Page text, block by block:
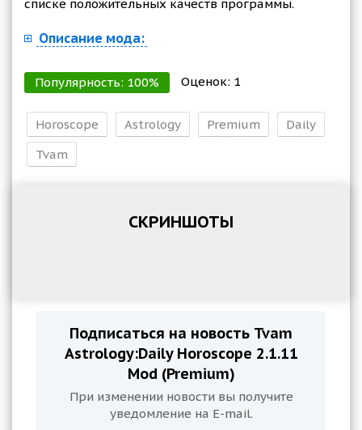
списке положительных качеств программы.
Описание мода:
Популярность: 100% Оценок: 1
Horoscope Astrology Premium
Daily
Tvam
СКРИНШОТЫ
Подписаться на новость Tvam
Astrology:Daily Horoscope 2.1.11
Mod (Premium)
При изменении новости вы получите
уведомление на E-mail.